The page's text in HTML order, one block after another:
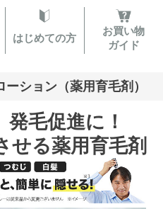
はじめての方
お買い物
ガイド
ション（薬用育毛剤）
毛促進に！
せる薬用育毛剤